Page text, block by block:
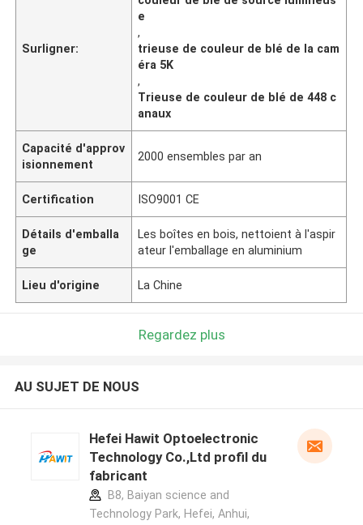
Surligner:
e
,
trieuse de couleur de blé de la cam
éra 5K
,
Trieuse de couleur de blé de 448 c
anaux
Capacité d'approv
isionnement
2000 ensembles par an
Certification ISO9001 CE
Détails d'emballa
ge
Les boîtes en bois, nettoient à l'aspir
ateur l'emballage en aluminium
Lieu d'origine La Chine
Regardez plus
AU SUJET DE NOUS
Hefei Hawit Optoelectronic
Technology Co.,Ltd profil du
fabricant
B8, Baiyan science and
Technology Park, Hefei, Anhui,